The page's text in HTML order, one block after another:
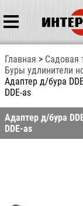
Главная
Садовая
Буры удлинители
Адаптер д/бура
DDE-as
Адаптер д/бура
DDE-as